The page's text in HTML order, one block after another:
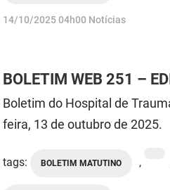
publicado
14/10/202504h00 Notícias
BOLETIM WEB 251 –
Boletim do Hospital de
feira, 13 de outubro de 2025.
tags: BOLETIM MATUTINO ,